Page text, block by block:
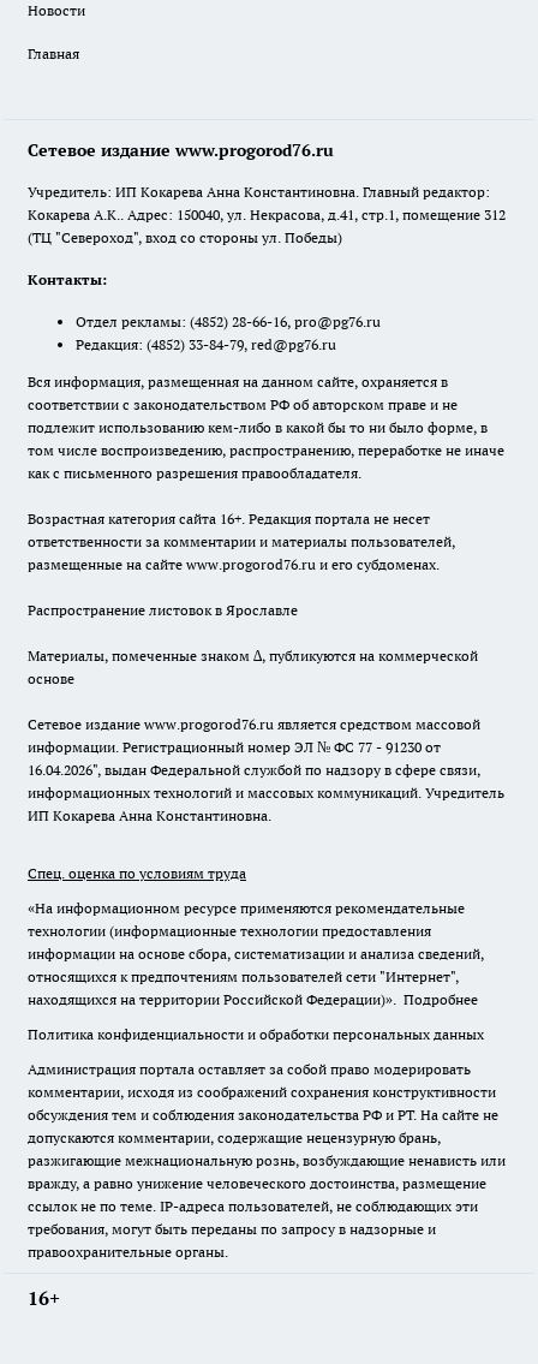
Новости
Главная
Сетевое издание www.progorod76.ru
Учредитель: ИП Кокарева Анна Константиновна. Главный редактор:
Кокарева А.К.. Адрес: 150040, ул. Некрасова, д.41, стр.1, помещение 312
(ТЦ "Североход", вход со стороны ул. Победы)
Контакты:
Отдел рекламы: (4852) 28-66-16, pro@pg76.ru
Редакция: (4852) 33-84-79, red@pg76.ru
Вся информация, размещенная на данном сайте, охраняется в
соответствии с законодательством РФ об авторском праве и не
подлежит использованию кем-либо в какой бы то ни было форме, в
том числе воспроизведению, распространению, переработке не иначе
как с письменного разрешения правообладателя.
Возрастная категория сайта 16+. Редакция портала не несет
ответственности за комментарии и материалы пользователей,
размещенные на сайте www.progorod76.ru и его субдоменах.
Распространение листовок в Ярославле
Материалы, помеченные знаком ∆, публикуются на коммерческой
основе
Сетевое издание www.progorod76.ru является средством массовой
информации. Регистрационный номер ЭЛ № ФС 77 - 91230 от
16.04.2026", выдан Федеральной службой по надзору в сфере связи,
информационных технологий и массовых коммуникаций. Учредитель
ИП Кокарева Анна Константиновна.
Спец. оценка по условиям труда
«На информационном ресурсе применяются рекомендательные
технологии (информационные технологии предоставления
информации на основе сбора, систематизации и анализа сведений,
относящихся к предпочтениям пользователей сети "Интернет",
находящихся на территории Российской Федерации)». Подробнее
Политика конфиденциальности и обработки персональных данных
Администрация портала оставляет за собой право модерировать
комментарии, исходя из соображений сохранения конструктивности
обсуждения тем и соблюдения законодательства РФ и РТ. На сайте не
допускаются комментарии, содержащие нецензурную брань,
разжигающие межнациональную рознь, возбуждающие ненависть или
вражду, а равно унижение человеческого достоинства, размещение
ссылок не по теме. IP-адреса пользователей, не соблюдающих эти
требования, могут быть переданы по запросу в надзорные и
правоохранительные органы.
16+